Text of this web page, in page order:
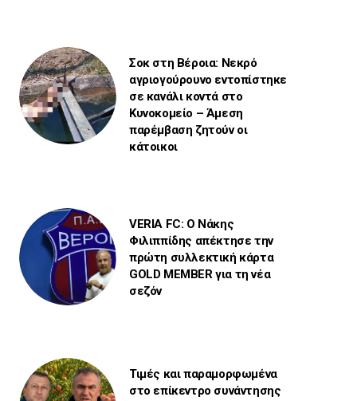
Σοκ στη Βέροια: Νεκρό
αγριογούρουνο εντοπίστηκε
σε κανάλι κοντά στο
Κυνοκομείο – Άμεση
παρέμβαση ζητούν οι
κάτοικοι
VERIA FC: Ο Νάκης
Φιλιππίδης απέκτησε την
πρώτη συλλεκτική κάρτα
GOLD MEMBER για τη νέα
σεζόν
Τιμές και παραμορφωμένα
στο επίκεντρο συνάντησης